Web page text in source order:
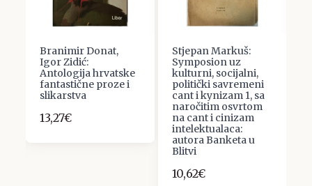
Branimir Donat,
Igor Zidić:
Antologija hrvatske
fantastične proze i
slikarstva
13,27€
Stjepan Markuš:
Symposion uz
kulturni, socijalni,
politički savremeni
cant i kynizam 1, sa
naročitim osvrtom
na cant i cinizam
intelektualaca:
autora Banketa u
Blitvi
10,62€